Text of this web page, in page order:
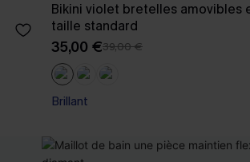
Bikini violet bretelles amovibles
taille standard
35,00 €39,00 €
Brillant